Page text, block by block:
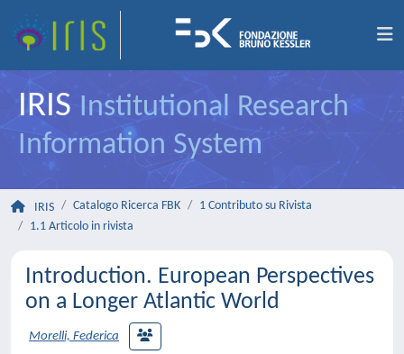
IRIS Institutional Research
Information System
IRIS Catalogo Ricerca FBK
1 Contributo su Rivista
1.1 Articolo in rivista
Introduction. European Perspectives
on a Longer Atlantic World
Morelli, Federica